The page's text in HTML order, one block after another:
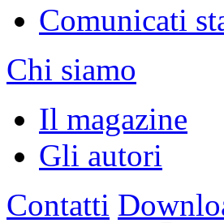
Comunicati
Chi siamo
Il magazine
Gli autori
Contatti